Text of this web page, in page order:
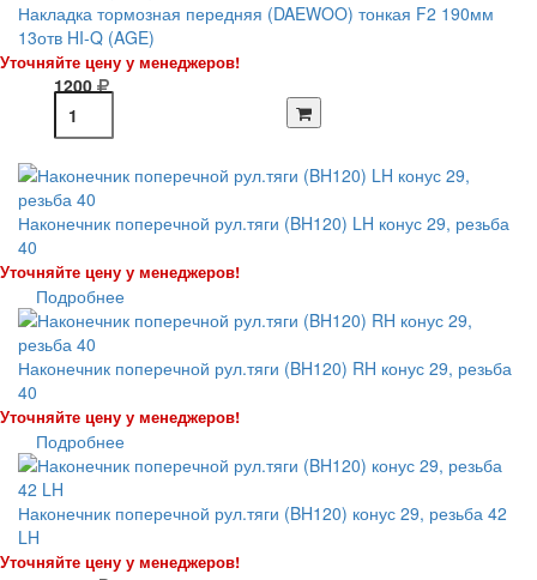
Накладка тормозная передняя (DAEWOO) тонкая F2 190мм
13отв HI-Q (AGE)
Уточняйте цену у менеджеров!
1200
Наконечник поперечной рул.тяги (BH120) LH конус 29, резьба
40
Уточняйте цену у менеджеров!
Подробнее
Наконечник поперечной рул.тяги (BH120) RH конус 29, резьба
40
Уточняйте цену у менеджеров!
Подробнее
Наконечник поперечной рул.тяги (BH120) конус 29, резьба 42
LH
Уточняйте цену у менеджеров!